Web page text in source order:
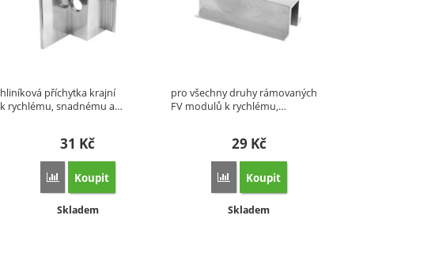
hliníková příchytka krajní
k rychlému, snadnému a…
31 Kč
Porovnat
Koupit
Dostupnost:
Skladem
pro všechny druhy rámovaných
FV modulů k rychlému,…
29 Kč
Porovnat
Koupit
Dostupnost:
Skladem